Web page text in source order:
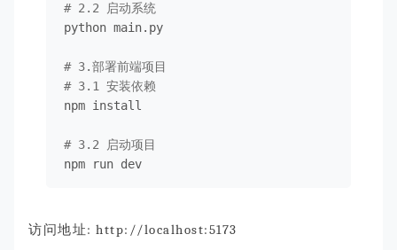
# 2.2 启动系统
python main.py
# 3.部署前端项目
# 3.1 安装依赖
npm install
# 3.2 启动项目
npm run dev
访问地址: http://localhost:5173